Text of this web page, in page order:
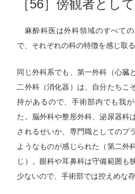
［56］傍観者とし
麻酔科医は外科領域のすべて
で、それぞれの科の特徴を感じ取
同じ外科系でも、第一外科（心臓
二外科（消化器）は、自分たちこ
持があるので、手術部内でも我
た。脳外科や整形外科、泌尿器科
されるせいか、専門職としてのプ
ようなものが感じられた（第二外
じ）。眼科や耳鼻科は守備範囲も
少ないので、手術部では控えめな存